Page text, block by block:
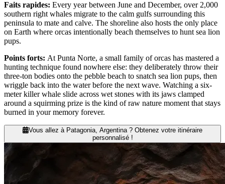
Faits rapides: Every year between June and December, over 2,000
southern right whales migrate to the calm gulfs surrounding this
peninsula to mate and calve. The shoreline also hosts the only place
on Earth where orcas intentionally beach themselves to hunt sea lion
pups.
Points forts: At Punta Norte, a small family of orcas has mastered a
hunting technique found nowhere else: they deliberately throw their
three-ton bodies onto the pebble beach to snatch sea lion pups, then
wriggle back into the water before the next wave. Watching a six-
meter killer whale slide across wet stones with its jaws clamped
around a squirming prize is the kind of raw nature moment that stays
burned in your memory forever.
Vous allez à Patagonia, Argentina ? Obtenez votre itinéraire
personnalisé !